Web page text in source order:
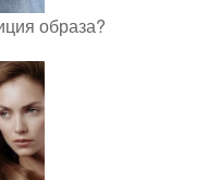
образа?